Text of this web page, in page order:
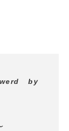
by